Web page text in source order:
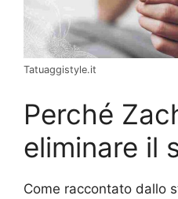
Tatuaggistyle.it
Perché
eliminare il
Come raccontato dallo